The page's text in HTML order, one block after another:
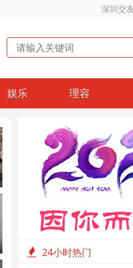
深圳交
娱乐 理容
24小时热门